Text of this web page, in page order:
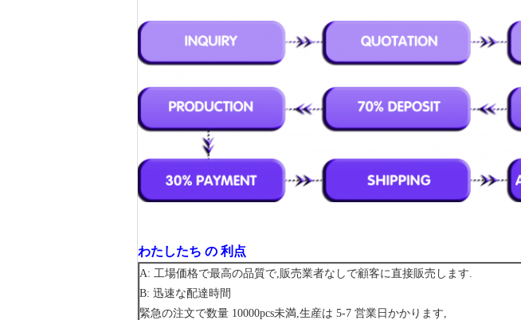
わたしたち の 利点
A: 工場価格で最高の品質で,販売業者なしで顧客に直接販売します.
B: 迅速な配達時間
緊急の注文で数量 10000pcs未満,生産は 5-7 営業日かかります,